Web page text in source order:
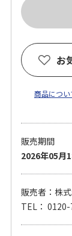
お
商品につ
販売期間
2026年05月
販売者：株
TEL：